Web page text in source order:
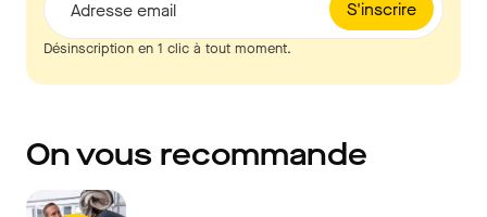
S'inscrire
Adresse email
Désinscription en 1 clic à tout moment.
On vous recommande